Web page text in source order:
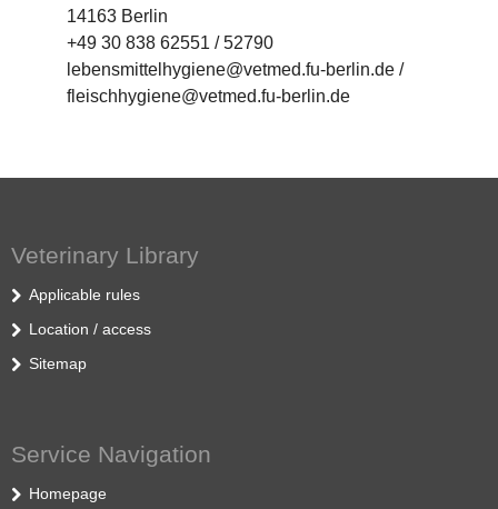
14163 Berlin
+49 30 838 62551 / 52790
lebensmittelhygiene@vetmed.fu-berlin.de /
fleischhygiene@vetmed.fu-berlin.de
Veterinary Library
Applicable rules
Location / access
Sitemap
Service Navigation
Homepage